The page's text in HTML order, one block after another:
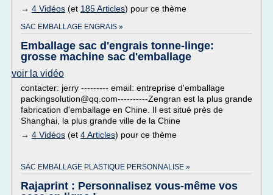
→ 4 Vidéos (et 185 Articles) pour ce thème
SAC EMBALLAGE ENGRAIS »
Emballage sac d'engrais tonne-linge:
grosse machine sac d'emballage
voir la vidéo
contacter: jerry --------- email: entreprise d'emballage
packingsolution@qq.com----------Zengran est la plus grande
fabrication d'emballage en Chine. Il est situé près de
Shanghai, la plus grande ville de la Chine
→ 4 Vidéos (et 4 Articles) pour ce thème
SAC EMBALLAGE PLASTIQUE PERSONNALISE »
Rajaprint : Personnalisez vous-même vos